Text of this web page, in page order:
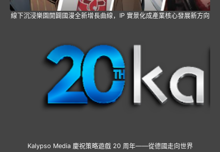
線下沉浸樂園開闢國漫全新增長曲線，IP 實景化成產業核心發展新方向
Kalypso Media 慶祝策略遊戲 20 周年——從德國走向世界